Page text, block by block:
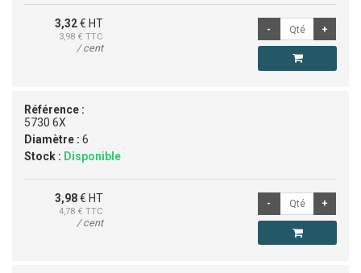
3,32€ HT
3,98 € TTC
/ cent
Référence :
5730 6X
Diamètre : 6
Stock : Disponible
3,98€ HT
4,78 € TTC
/ cent